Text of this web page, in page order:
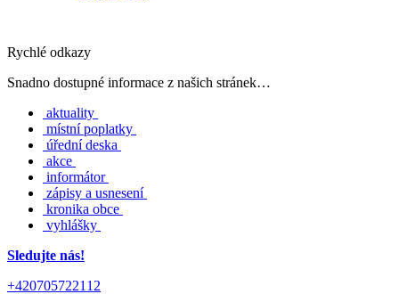
Rychlé odkazy
Snadno dostupné informace z našich stránek…
aktuality
místní poplatky
úřední deska
akce
informátor
zápisy a usnesení
kronika obce
vyhlášky
Sledujte nás!
+420705722112